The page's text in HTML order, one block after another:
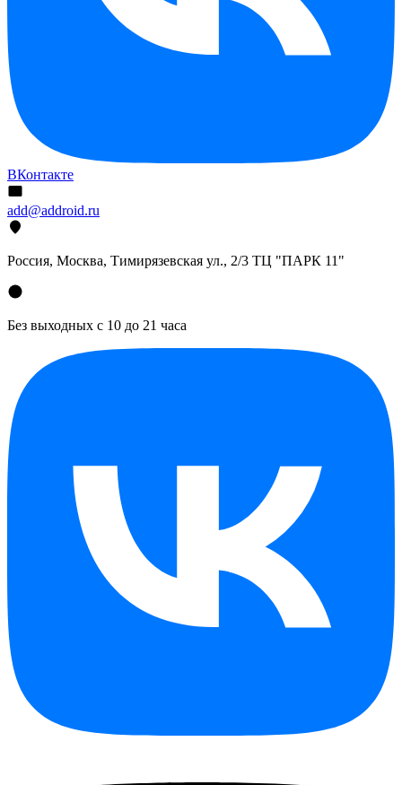
ВКонтакте
add@addroid.ru
Россия, Москва, Тимирязевская ул., 2/3 ТЦ "ПАРК 11"
Без выходных с 10 до 21 часа